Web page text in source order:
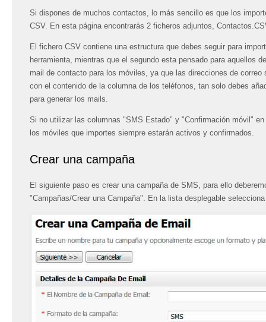
Si dispones de muchos contactos, lo más sencillo es que los
CSV. En esta página encontrarás 2 ficheros adjuntos,
El fichero CSV contiene una estructura que debes seguir para
herramienta, mientras que el segundo esta pensado para aquellos
mail de contacto para los móviles, ya que las direcciones de correo
con el contenido de la columna de los teléfonos, tan solo debes
para generar los mails.
Si no utilizar las columnas "SMS Estado" y "Confirmación móvil"
los móviles que importes siempre estarán activos y confirmados.
Crear una campaña
El siguiente paso es crear una campaña de SMS, para ello
"Campañas/Crear una Campaña". En la lista desplegable